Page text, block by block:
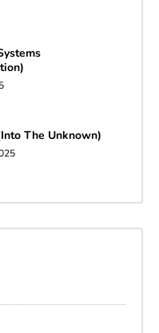
The Unknown)